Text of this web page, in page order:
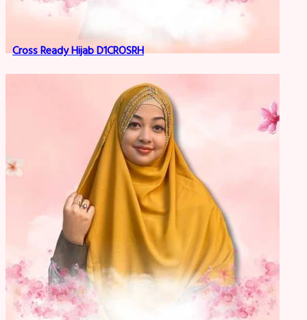
Cross Ready Hijab D1CROSRH